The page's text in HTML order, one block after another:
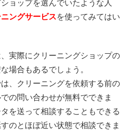
ョップを選んでいたような人
ングサービスを使ってみてはい
実際にクリーニングショップの
場合もあるでしょう。
、クリーニングを依頼する前の
の問い合わせが無料でできま
を送って相談することもできる
のとほぼ近い状態で相談できま